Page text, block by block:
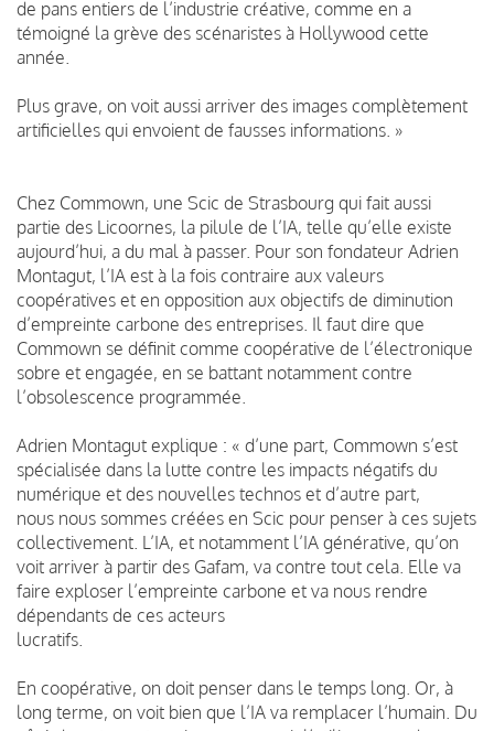
de pans entiers de l’industrie créative, comme en a
témoigné la grève des scénaristes à Hollywood cette
année.
Plus grave, on voit aussi arriver des images complètement
artificielles qui envoient de fausses informations. »
Chez Commown, une Scic de Strasbourg qui fait aussi
partie des Licoornes, la pilule de l’IA, telle qu’elle existe
aujourd’hui, a du mal à passer. Pour son fondateur Adrien
Montagut, l’IA est à la fois contraire aux valeurs
coopératives et en opposition aux objectifs de diminution
d’empreinte carbone des entreprises. Il faut dire que
Commown se définit comme coopérative de l’électronique
sobre et engagée, en se battant notamment contre
l’obsolescence programmée.
Adrien Montagut explique : « d’une part, Commown s’est
spécialisée dans la lutte contre les impacts négatifs du
numérique et des nouvelles technos et d’autre part,
nous nous sommes créées en Scic pour penser à ces sujets
collectivement. L’IA, et notamment l’IA générative, qu’on
voit arriver à partir des Gafam, va contre tout cela. Elle va
faire exploser l’empreinte carbone et va nous rendre
dépendants de ces acteurs
lucratifs.
En coopérative, on doit penser dans le temps long. Or, à
long terme, on voit bien que l’IA va remplacer l’humain. Du